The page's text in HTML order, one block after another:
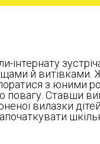
інтернату
й витівками.
з юними
повагу. Ставши
вилазки